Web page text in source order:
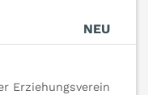
NEU
Erziehungsverein